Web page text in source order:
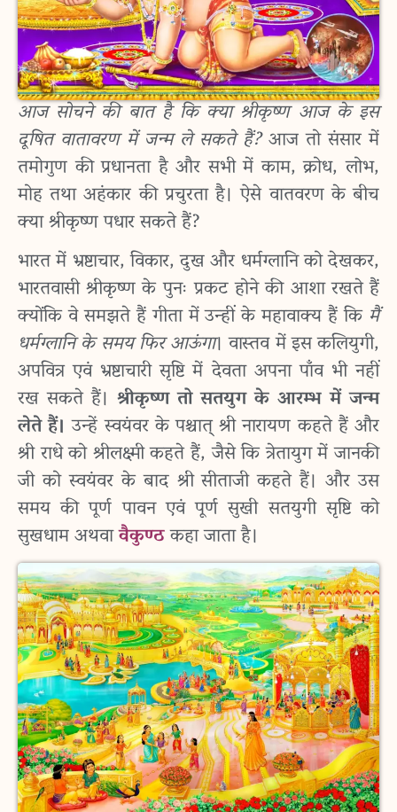
आज सोचने की बात है कि क्या श्रीकृष्ण आज के इस
दूषित वातावरण में जन्म ले सकते हैं?आज तो संसार में
तमोगुण की प्रधानता है और सभी में काम, क्रोध, लोभ,
मोह तथा अहंकार की प्रचुरता है। ऐसे वातवरण के बीच
क्या श्रीकृष्ण पधार सकते हैं?
भारत में भ्रष्टाचार, विकार, दुख और धर्मग्लानि को देखकर,
भारतवासी श्रीकृष्ण के पुनः प्रकट होने की आशा रखते हैं
क्योंकि वे समझते हैं गीता में उन्हीं के महावाक्य हैं कि मैं
धर्मग्लानि के समय फिर आऊंगा। वास्तव में इस कलियुगी,
अपवित्र एवं भ्रष्टाचारी सृष्टि में देवता अपना पाँव भी नहीं
रख सकते हैं। श्रीकृष्ण तो सतयुग के आरम्भ में जन्म
लेते हैं। उन्हें स्वयंवर के पश्चात् श्री नारायण कहते हैं और
श्री राधे को श्रीलक्ष्मी कहते हैं, जैसे कि त्रेतायुग में जानकी
जी को स्वयंवर के बाद श्री सीताजी कहते हैं। और उस
समय की पूर्ण पावन एवं पूर्ण सुखी सतयुगी सृष्टि को
सुखधाम अथवावैकुण्ठकहा जाता है।